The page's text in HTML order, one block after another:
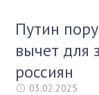
Путин
вычет для
россиян
03.02.2025